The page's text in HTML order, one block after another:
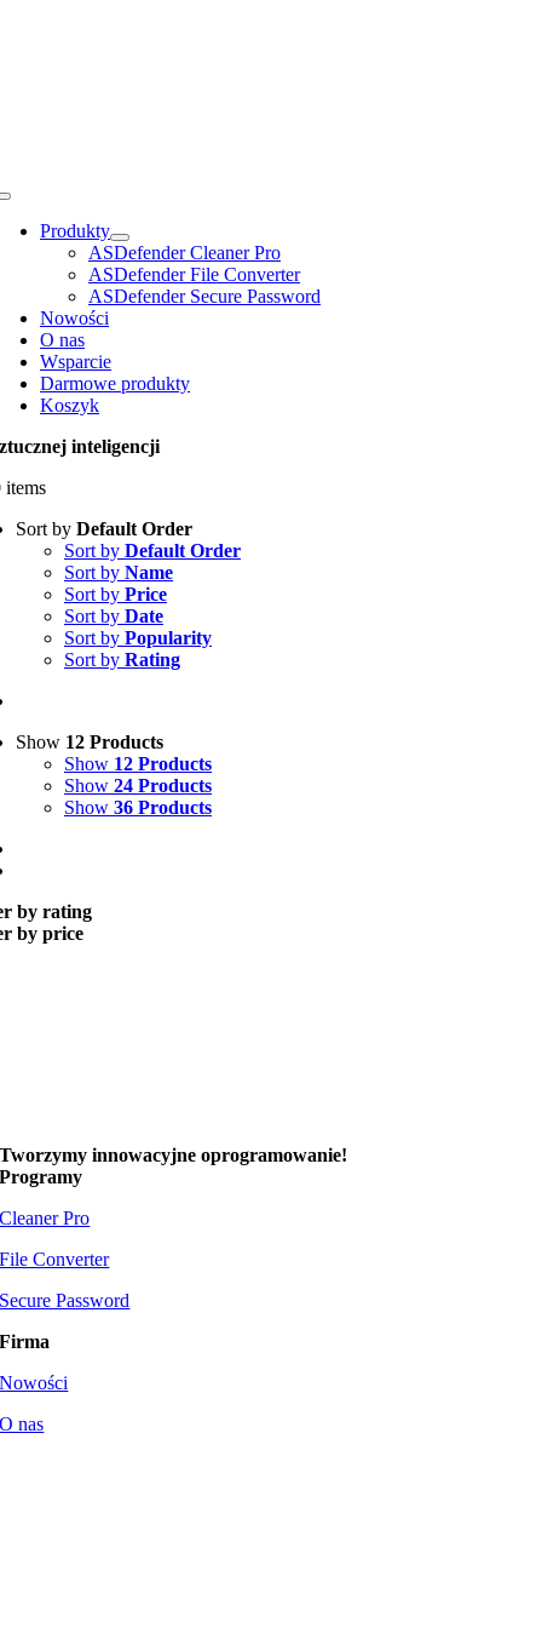
Toggle
NavigationProdukty
ASDefender Cleaner Pro
ASDefender File Converter
ASDefender Secure Password
Nowości
O nas
Wsparcie
Darmowe produkty
Koszyk
inteligencji
items
Sort by Default Order
Sort by Default Order
Sort by Name
Sort by Price
Sort by Date
Sort by Popularity
Sort by Rating
Show 12 Products
Show 12 Products
Show 24 Products
Show 36 Products
by rating
by price
Tworzymyinnowacyjne oprogramowanie!
Programy
Cleaner Pro
File Converter
Secure Password
Firma
Nowości
O nas